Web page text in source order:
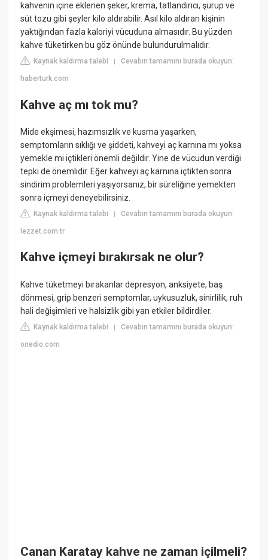
kahvenin içine eklenen şeker, krema, tatlandırıcı, şurup ve
süt tozu gibi şeyler kilo aldırabilir. Asıl kilo aldıran kişinin
yaktığından fazla kaloriyi vücuduna almasıdır. Bu yüzden
kahve tüketirken bu göz önünde bulundurulmalıdır.
Kaynak kaldırma talebi |Cevabın tamamını burada okuyun:
haberturk.com
Kahve aç mı tok mu?
Mide ekşimesi, hazımsızlık ve kusma yaşarken,
semptomların sıklığı ve şiddeti, kahveyi aç karnına mı yoksa
yemekle mi içtikleri önemli değildir. Yine de vücudun verdiği
tepki de önemlidir. Eğer kahveyi aç karnına içtikten sonra
sindirim problemleri yaşıyorsanız, bir süreliğine yemekten
sonra içmeyi deneyebilirsiniz.
Kaynak kaldırma talebi |Cevabın tamamını burada okuyun:
lezzet.com.tr
Kahve içmeyi bırakırsak ne olur?
Kahve tüketmeyi bırakanlar depresyon, anksiyete, baş
dönmesi, grip benzeri semptomlar, uykusuzluk, sinirlilik, ruh
hali değişimleri ve halsizlik gibi yan etkiler bildirdiler.
Kaynak kaldırma talebi |Cevabın tamamını burada okuyun:
onedio.com
Canan Karatay kahve ne zaman içilmeli?